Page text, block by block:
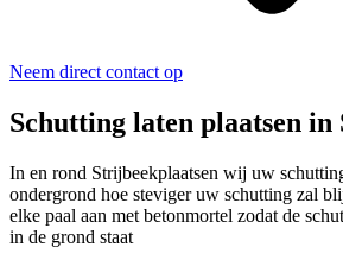
Neem direct contact op
Schutting laten plaatsen
In en rond Strijbeekplaatsen wij uw
ondergrond hoe steviger uw schutting zal
elke paal aan met betonmortel zodat de
in de grond staat